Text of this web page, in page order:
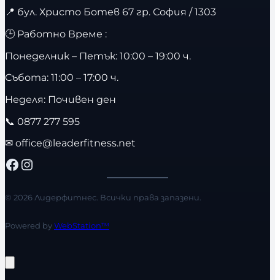
📍 бул. Христо Ботев 67 гр. София / 1303
🕒 Работно Време :
Понеделник – Петък: 10:00 – 19:00 ч.
Събота: 11:00 – 17:00 ч.
Неделя: Почивен ден
📞 0877 277 595
✉ office@leaderfitness.net
Facebook Instagram
© 2026 Лидерфитнес. Всички права запазени.
Powered byWebStation™